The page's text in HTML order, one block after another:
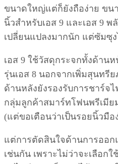
ขนาดใหญ่แต่ก็ยังถือง่าย ขน
นิ้วสำหรับเอส 9 และเอส 9
เปลี่ยนแปลงมากนัก แต่ซัมซุ
เอส 9 ใช้วัสดุกระจกทั้งด้าน
รุ่นเอส 8 นอกจากเพิ่มสุนทรี
ด้านหลังยังรองรับการชาร์จ
กลุ่มลูกค้าสมาร์ทโฟนพรีเมีย
(แต่ขอเตือนว่าเป็นรอยนิ้วมือ
แต่การตัดสินใจด้านการออ
เช่นกัน เพราะไม่ว่าจะเลือก